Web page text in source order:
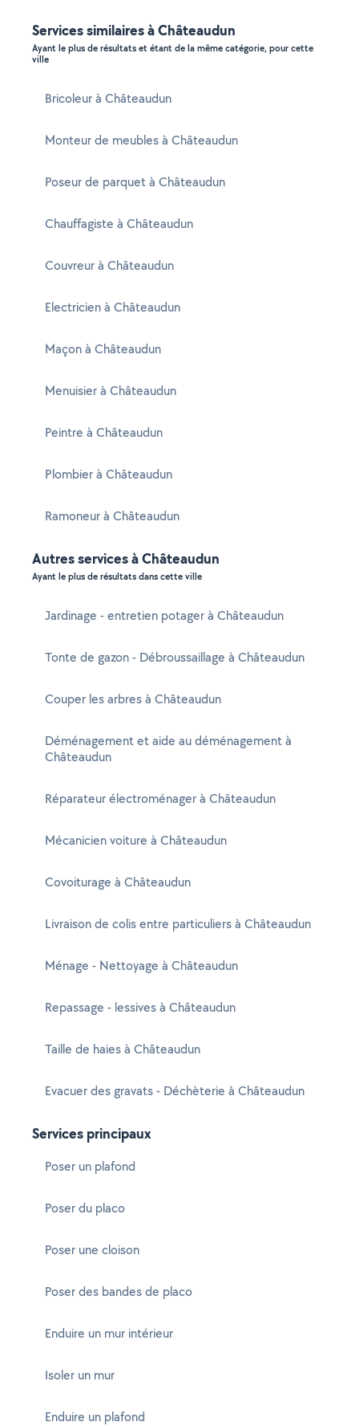
Services similaires à Châteaudun
Ayant le plus de résultats et étant de la même catégorie, pour cette
ville
Bricoleur à Châteaudun
Monteur de meubles à Châteaudun
Poseur de parquet à Châteaudun
Chauffagiste à Châteaudun
Couvreur à Châteaudun
Electricien à Châteaudun
Maçon à Châteaudun
Menuisier à Châteaudun
Peintre à Châteaudun
Plombier à Châteaudun
Ramoneur à Châteaudun
Autres services à Châteaudun
Ayant le plus de résultats dans cette ville
Jardinage - entretien potager à Châteaudun
Tonte de gazon - Débroussaillage à Châteaudun
Couper les arbres à Châteaudun
Déménagement et aide au déménagement à
Châteaudun
Réparateur électroménager à Châteaudun
Mécanicien voiture à Châteaudun
Covoiturage à Châteaudun
Livraison de colis entre particuliers à Châteaudun
Ménage - Nettoyage à Châteaudun
Repassage - lessives à Châteaudun
Taille de haies à Châteaudun
Evacuer des gravats - Déchèterie à Châteaudun
Services principaux
Poser un plafond
Poser du placo
Poser une cloison
Poser des bandes de placo
Enduire un mur intérieur
Isoler un mur
Enduire un plafond